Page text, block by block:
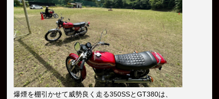
爆煙を棚引かせて威勢良く走る350SSとGT380は、